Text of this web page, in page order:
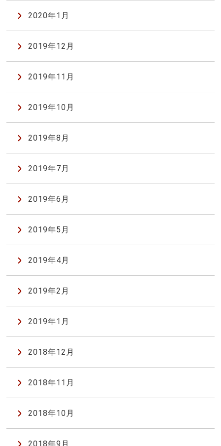
2020年1月
2019年12月
2019年11月
2019年10月
2019年8月
2019年7月
2019年6月
2019年5月
2019年4月
2019年2月
2019年1月
2018年12月
2018年11月
2018年10月
2018年9月